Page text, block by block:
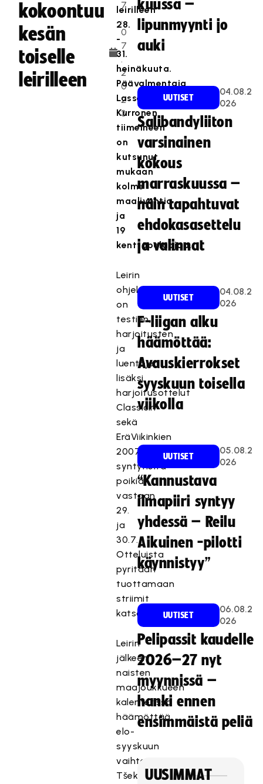
kokoontuu
kesän
toiselle
leirilleen
7
.
0
7
.
2
0
2
3
leirilleen
28.
-
31.
heinäkuuta.
Päävalmentaja
Lasse
Kurronen
tiimeineen
on
kutsunut
mukaan
kolme
maalivahtia
ja
19
kenttäpelaajaa.
Leirin
ohjelmassa
on
testien,
harjoitusten
ja
luentojen
lisäksi
harjoitusottelut
Classicin
sekä
EräViikinkien
2007
syntyneitä
poikia
vastaan
29.
ja
30.7.
Otteluista
pyritään
tuottamaan
striimit
katsottaviksi.
Leirin
jälkeen
naisten
maajoukkueen
kalenterissa
häämöttää
elo-
syyskuun
vaihteessa
Tšekissä
kuussa –
lipunmyynti jo
auki
UUTISET
04.08.2
026
Salibandyliiton
varsinainen
kokous
marraskuussa –
näin tapahtuvat
ehdokasasettelu
ja valinnat
UUTISET
04.08.2
026
F-liigan alku
häämöttää:
Avauskierrokset
syyskuun toisella
viikolla
UUTISET
05.08.2
026
“Kannustava
ilmapiiri syntyy
yhdessä – Reilu
Aikuinen -pilotti
käynnistyy”
UUTISET
06.08.2
026
Pelipassit kaudelle
2026–27 nyt
myynnissä –
hanki ennen
ensimmäistä peliä
UUSIMMAT